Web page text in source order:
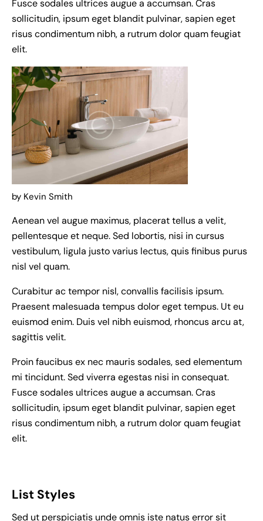
Fusce sodales ultrices augue a accumsan. Cras
sollicitudin, ipsum eget blandit pulvinar, sapien eget
risus condimentum nibh, a rutrum dolor quam feugiat
elit.
by Kevin Smith
Aenean vel augue maximus, placerat tellus a velit,
pellentesque et neque. Sed lobortis, nisi in cursus
vestibulum, ligula justo varius lectus, quis finibus purus
nisl vel quam.
Curabitur ac tempor nisl, convallis facilisis ipsum.
Praesent malesuada tempus dolor eget tempus. Ut eu
euismod enim. Duis vel nibh euismod, rhoncus arcu at,
sagittis velit.
Proin faucibus ex nec mauris sodales, sed elementum
mi tincidunt. Sed viverra egestas nisi in consequat.
Fusce sodales ultrices augue a accumsan. Cras
sollicitudin, ipsum eget blandit pulvinar, sapien eget
risus condimentum nibh, a rutrum dolor quam feugiat
elit.
List Styles
Sed ut perspiciatis unde omnis iste natus error sit